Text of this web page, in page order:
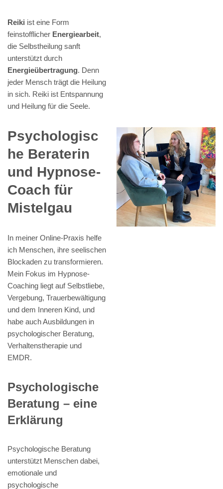
Reiki ist eine Form
feinstofflicher Energiearbeit,
die Selbstheilung sanft
unterstützt durch
Energieübertragung. Denn
jeder Mensch trägt die Heilung
in sich. Reiki ist Entspannung
und Heilung für die Seele.
Psychologisc
he Beraterin
und Hypnose-
Coach für
Mistelgau
In meiner Online-Praxis helfe
ich Menschen, ihre seelischen
Blockaden zu transformieren.
Mein Fokus im Hypnose-
Coaching liegt auf Selbstliebe,
Vergebung, Trauerbewältigung
und dem Inneren Kind, und
habe auch Ausbildungen in
psychologischer Beratung,
Verhaltenstherapie und
EMDR.
Psychologische
Beratung – eine
Erklärung
Psychologische Beratung
unterstützt Menschen dabei,
emotionale und
psychologische